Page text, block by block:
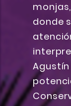
donde
Agustín